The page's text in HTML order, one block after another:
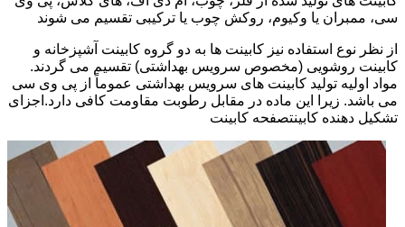
سی، ممبران یا وکیوم، روکش چوب یا ترکیبی تقسیم می شوند
از نظر نوع استفاده نیز کابینت ها به دو گروه کابینت آشپزخانه و
کابینت روشویی (مخصوص سرویس بهداشتی) تقسیم می گردند.
مواد اولیه تولید کابینت های سرویس بهداشتی عموماً از پی وی سی
می باشد. زیرا این ماده در مقابل رطوبت مقاومت کافی دارد.اجزای
تشکیل دهنده کابینتصفحه کابینت